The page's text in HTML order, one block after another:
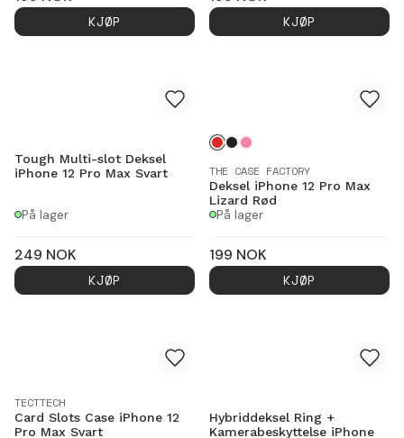
KJØP
KJØP
Tough Multi-slot Deksel
iPhone 12 Pro Max Svart
På lager
249 NOK
KJØP
THE CASE FACTORY
Deksel iPhone 12 Pro Max
Lizard Rød
På lager
199 NOK
KJØP
TECTTECH
Card Slots Case iPhone 12
Pro Max Svart
Hybriddeksel Ring +
Kamerabeskyttelse iPhone